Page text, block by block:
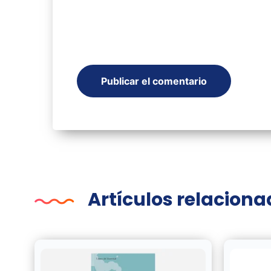
Artículos